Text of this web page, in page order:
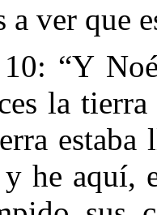
a ver que
“Y
la
estaba
he aquí,